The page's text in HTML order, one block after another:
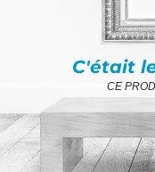
C'était
CE